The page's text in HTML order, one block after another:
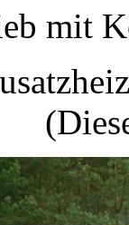
mit